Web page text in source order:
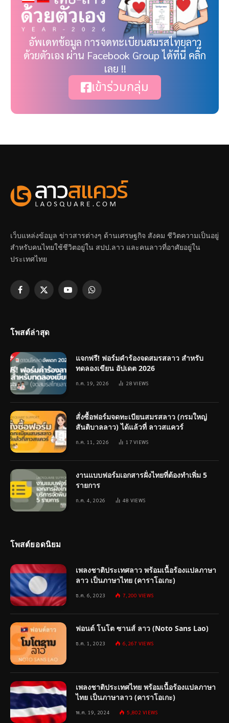
อัพเดทข้อมูล การจดทะเบียนสมรสไทยลาว
ด้วยตัวเอง ผ่าน Facebook Group ได้ที่นี่ คลิ๊ก
เลย !!
เข้าร่วมกลุ่ม
เว็บแหล่งข้อมูล ข่าวสารต่างๆ ด้านเศรษฐกิจ สังคม ชีวิตความเป็นอยู่
สำหรับคนไทยใช้ชีวิตอยู่ใน สปป.ลาว และคนลาวที่อาศัยอยู่ใน
ประเทศไทย
Facebook
X
YouTubeWhatsApp
โพสต์ล่าสุด
แจกฟรี! ฟอร์มคำร้องจดสมรสลาว สำหรับ
ทดลองเขียน อัปเดต 2026
ก.ค. 19, 2026 28VIEWS
สั่งซื้อฟอร์มจดทะเบียนสมรสลาว (กรมใหญ่
สันติบาลลาว) ได้แล้วที่ ลาวสแควร์
ก.ค. 11, 2026 17VIEWS
งานแบบฟอร์มเอกสารฝั่งไทยที่ต้องทำเพิ่ม 5
รายการ
ก.ค. 4, 2026 48 VIEWS
โพสต์ยอดนิยม
เพลงชาติประเทศลาว พร้อมเนื้อร้องแปลภาษา
ลาว เป็นภาษาไทย (คาราโอเกะ)
ธ.ค. 6, 2023 7,200 VIEWS
ฟอนต์ โนโต ซานส์ ลาว (Noto Sans Lao)
ธ.ค. 1, 2023 6,267 VIEWS
เพลงชาติประเทศไทย พร้อมเนื้อร้องแปลภาษา
ไทย เป็นภาษาลาว (คาราโอเกะ)
พ.ค. 19, 2024 5,802VIEWS